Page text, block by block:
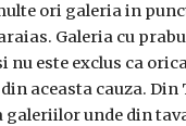
ori galeria in
Galeria cu
este exclus ca
aceasta cauza. Din
unde din